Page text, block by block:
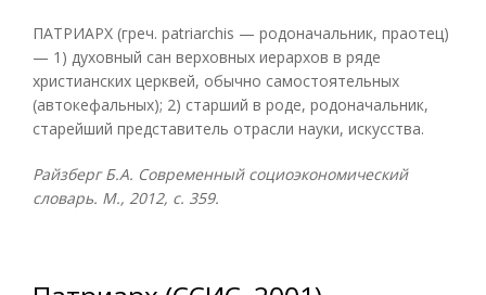
ПАТРИАРХ (греч. patriarchis — родоначальник, праотец)
— 1) духовный сан верховных иерархов в ряде
христианских церквей, обычно самостоятельных
(автокефальных); 2) старший в роде, родоначальник,
старейший представитель отрасли науки, искусства.
Райзберг Б.А. Современный социоэкономический
словарь. М., 2012, с. 359.